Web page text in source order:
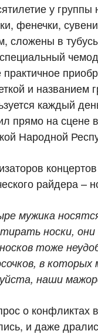
у
фенечки,
сложены в
и названием
каждый
прямо на сцене
Народной
райдера –
мужика
носки,
тоже
в
наши
о конфликтах
и даже